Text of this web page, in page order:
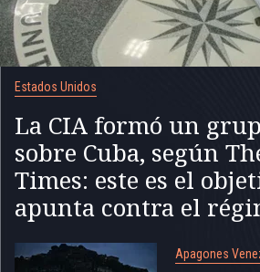
Estados Unidos
La CIA formó un
sobre Cuba, según
Times: este es el
apunta contra el
Apagones